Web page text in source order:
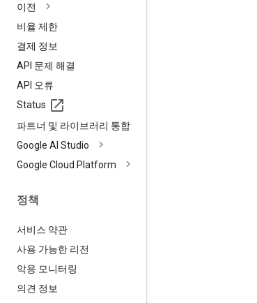
이전
비율 제한
결제 정보
API 문제 해결
API 오류
Status
파트너 및 라이브러리 통합
Google AI Studio
Google Cloud Platform
정책
서비스 약관
사용 가능한 리전
악용 모니터링
의견 정보